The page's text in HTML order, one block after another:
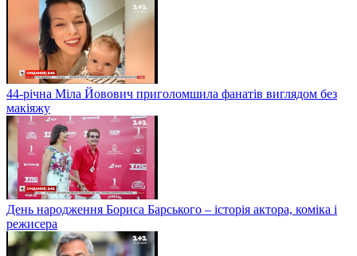
44-річна Міла Йовович приголомшила фанатів виглядом без
макіяжу
День народження Бориса Барського – історія актора, коміка і
режисера